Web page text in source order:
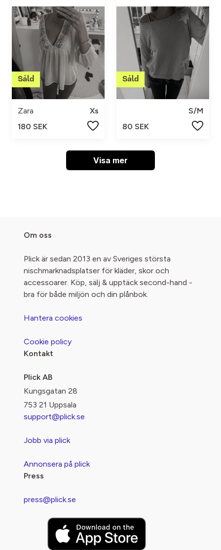
Zara
Xs
180 SEK
S/M
80 SEK
Visa mer
Om oss
Plick är sedan 2013 en av Sveriges största
nischmarknadsplatser för kläder, skor och
accessoarer. Köp, sälj & upptäck second-hand -
bra för både miljön och din plånbok.
Hantera cookies
Cookie policy
Kontakt
Plick AB
Kungsgatan 28
753 21 Uppsala
support@plick.se
Jobb via plick
Annonsera på plick
Press
press@plick.se